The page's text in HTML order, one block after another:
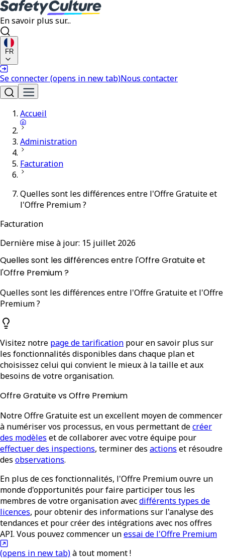
En savoir plus sur...
FR
Se connecter(opens in new tab)Nous contacter
Accueil
Administration
Facturation
Quelles sont les différences entre l'Offre Gratuite et
l'Offre Premium ?
Facturation
Dernière mise à jour: 15 juillet 2026
Quelles sont les différences entre l'Offre Gratuite et
l'Offre Premium ?
Quelles sont les différences entre l'Offre Gratuite et l'Offre
Premium ?
Visitez notre page de tarification pour en savoir plus sur
les fonctionnalités disponibles dans chaque plan et
choisissez celui qui convient le mieux à la taille et aux
besoins de votre organisation.
Offre Gratuite vs Offre Premium
Notre Offre Gratuite est un excellent moyen de commencer
à numériser vos processus, en vous permettant decréer
des modèles et de collaborer avec votre équipe pour
effectuer des inspections, terminer des actions et résoudre
des observations.
En plus de ces fonctionnalités, l'Offre Premium ouvre un
monde d'opportunités pour faire participer tous les
membres de votre organisation avecdifférents types de
licences, pour obtenir des informations sur l'analyse des
tendances et pour créer des intégrations avec nos offres
API. Vous pouvez commencer unessai de l'Offre Premium
(opens in new tab)à tout moment !